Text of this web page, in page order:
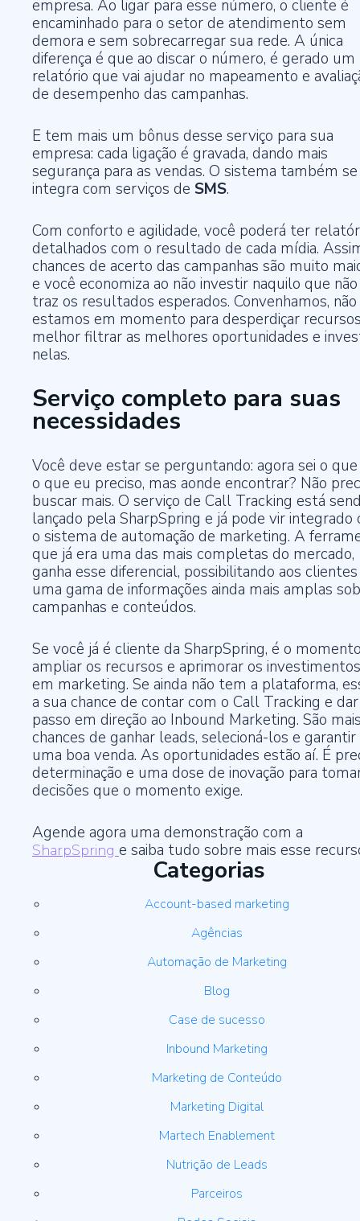
empresa. Ao ligar para esse número, o cliente é
encaminhado para o setor de atendimento sem
demora e sem sobrecarregar sua rede. A única
diferença é que ao discar o número, é gerado um
relatório que vai ajudar no mapeamento e
de desempenho das campanhas.
E tem mais um bônus desse serviço para sua
empresa: cada ligação é gravada, dando mais
segurança para as vendas. O sistema também se
integra com serviços de SMS.
Com conforto e agilidade, você poderá ter
detalhados com o resultado de cada mídia.
chances de acerto das campanhas são muito
e você economiza ao não investir naquilo que não
traz os resultados esperados. Convenhamos, não
estamos em momento para desperdiçar
melhor filtrar as melhores oportunidades e
nelas.
Serviço completo para suas
necessidades
Você deve estar se perguntando: agora sei o
o que eu preciso, mas aonde encontrar? Não
buscar mais. O serviço de Call Tracking está
lançado pela SharpSpring e já pode vir integrado
o sistema de automação de marketing. A
que já era uma das mais completas do mercado,
ganha esse diferencial, possibilitando aos
uma gama de informações ainda mais amplas
campanhas e conteúdos.
Se você já é cliente da SharpSpring, é o
ampliar os recursos e aprimorar os investimentos
em marketing. Se ainda não tem a plataforma,
a sua chance de contar com o Call Tracking e
passo em direção ao Inbound Marketing. São
chances de ganhar leads, selecioná-los e garantir
uma boa venda. As oportunidades estão aí. É
determinação e uma dose de inovação para
decisões que o momento exige.
Agende agora uma demonstração com a
SharpSpring e saiba tudo sobre mais esse
Categorias
Account-based marketing
Agências
Automação de Marketing
Blog
Case de sucesso
Inbound Marketing
Marketing de Conteúdo
Marketing Digital
Martech Enablement
Nutrição de Leads
Parceiros